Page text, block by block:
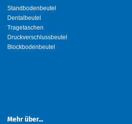
Standbodenbeutel
Dentalbeutel
Tragetaschen
Druckverschlussbeutel
Blockbodenbeutel
Mehr über...